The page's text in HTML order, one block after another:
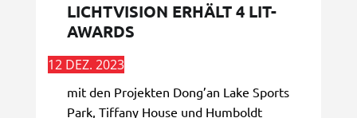
LICHTVISION ERHÄLT 4 LIT-
AWARDS
12 DEZ. 2023
mit den Projekten Dong’an Lake Sports
Park, Tiffany House und Humboldt